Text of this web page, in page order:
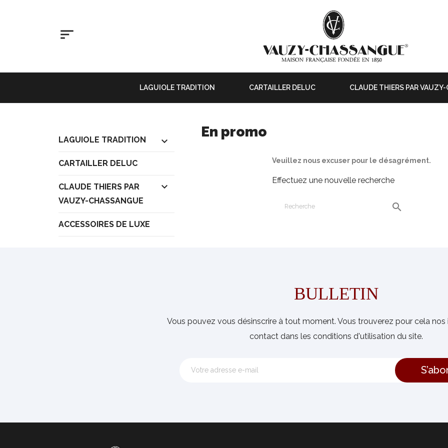

LAGUIOLE TRADITION CARTAILLER DELUC CLAUDE THIERS PAR
LAGUIOLE TRADITION 
CARTAILLER DELUC
CLAUDE THIERS PAR
VAUZY-CHASSANGUE

ACCESSOIRES DE LUXE
En promo
Veuillez nous excuser pour le désagrément.
Effectuez une nouvelle recherche

BULLETIN
Vous pouvez vous désinscrire à tout moment. Vous trouverez pour cela
contact dans les conditions d'utilisation du site.